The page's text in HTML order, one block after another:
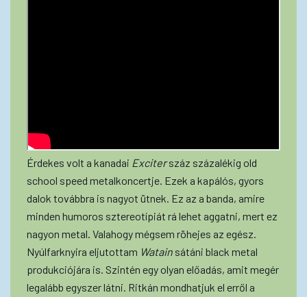
Érdekes volt a kanadai Exciterszáz százalékig old
school speed metalkoncertje. Ezek a kapálós, gyors
dalok továbbra is nagyot ütnek. Ez az a banda, amire
minden humoros sztereotípiát rá lehet aggatni, mert ez
nagyon metal. Valahogy mégsem röhejes az egész.
Nyúlfarknyira eljutottam Watain sátáni black metal
produkciójára is. Szintén egy olyan előadás, amit megér
legalább egyszer látni. Ritkán mondhatjuk el erről a